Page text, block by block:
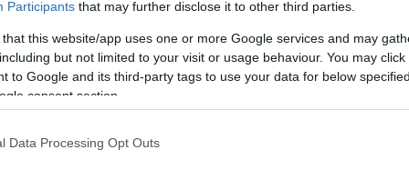
Participants that may further disclose it to other third parties.
that this website/app uses one or more Google services and may
but not limited to your visit or usage behaviour. You may
to Google and its third-party tags to use your data for below
consent section.
Data Processing Opt Outs
esetében 175 ezer forintról 222 ezer
ezer forintra nőtt az alapbér.
a kormány azonban itt nem áll meg - jelentette
azaz a garantált jövedelemminimum feletti bér
oktató-kutatói pálya a fiataloknak, azt válaszolta,